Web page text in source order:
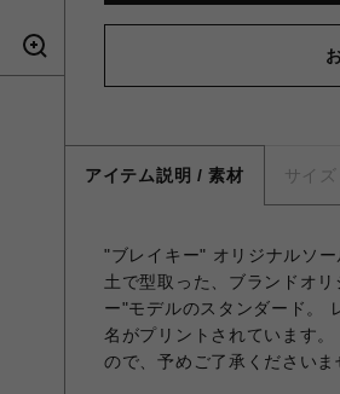
アイテム説明 / 素材 サイズ
"ブレイキー" オリジナルソ
土で型取った、ブランドオ
ー"モデルのスタンダード。
名がプリントされています
ので、予めご了承くださいま